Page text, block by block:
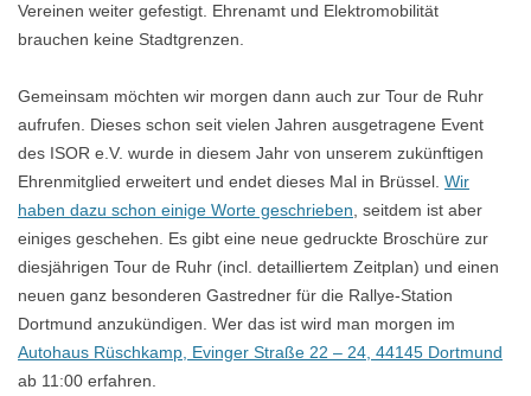
Vereinen weiter gefestigt. Ehrenamt und Elektromobilität
brauchen keine Stadtgrenzen.
Gemeinsam möchten wir morgen dann auch zur Tour de Ruhr
aufrufen. Dieses schon seit vielen Jahren ausgetragene Event
des ISOR e.V. wurde in diesem Jahr von unserem zukünftigen
Ehrenmitglied erweitert und endet dieses Mal in Brüssel. Wir
haben dazu schon einige Worte geschrieben , seitdem ist aber
einiges geschehen. Es gibt eine neue gedruckte Broschüre zur
diesjährigen Tour de Ruhr (incl. detailliertem Zeitplan) und einen
neuen ganz besonderen Gastredner für die Rallye-Station
Dortmund anzukündigen. Wer das ist wird man morgen im
Autohaus Rüschkamp, Evinger Straße 22 – 24, 44145 Dortmund
ab 11:00 erfahren.